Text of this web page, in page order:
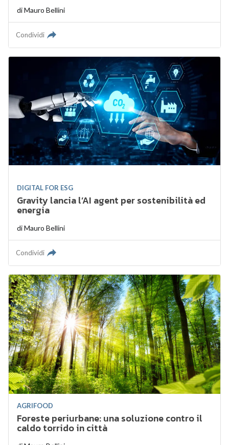
diMauro Bellini
Condividi
DIGITAL FOR ESG
Gravity lancia l’AI agent per sostenibilità ed
energia
diMauro Bellini
Condividi
AGRIFOOD
Foreste periurbane: una soluzione contro il
caldo torrido in città